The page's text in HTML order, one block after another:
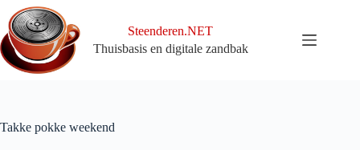
naar
de
inhoud
Steenderen.NET
Thuisbasis en digitale zandbak
Takke pokke weekend